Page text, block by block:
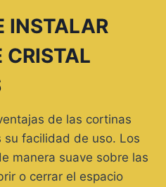
INSTALAR
CRISTAL
de las cortinas
facilidad de uso. Los
manera suave sobre las
o cerrar el espacio